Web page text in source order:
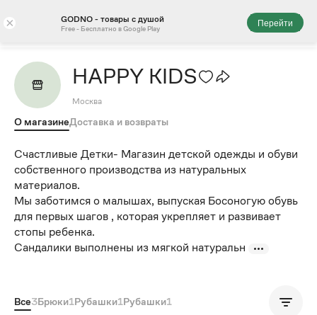
× GODNO - товары с душой
Free - Бесплатно в Google Play
Перейти
HAPPY KIDS
Москва
О магазинеДоставка и возвраты
Счастливые Детки- Магазин детской одежды и обуви
собственного производства из натуральных
материалов.
Мы заботимся о малышах, выпуская Босоногую обувь
для первых шагов , которая укрепляет и развивает
стопы ребенка.
Сандалики выполнены из мягкой натуральн
Все3Брюки1Рубашки1Рубашки1 Популярные